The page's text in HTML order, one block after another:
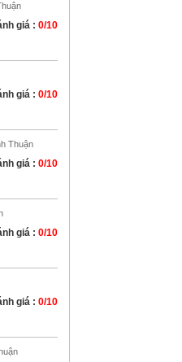
giá : 0/10
giá : 0/10
Thuận
giá : 0/10
giá : 0/10
giá : 0/10